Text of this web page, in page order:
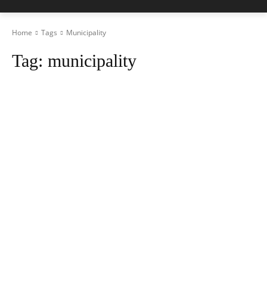
Home Tags Municipality
Tag: municipality